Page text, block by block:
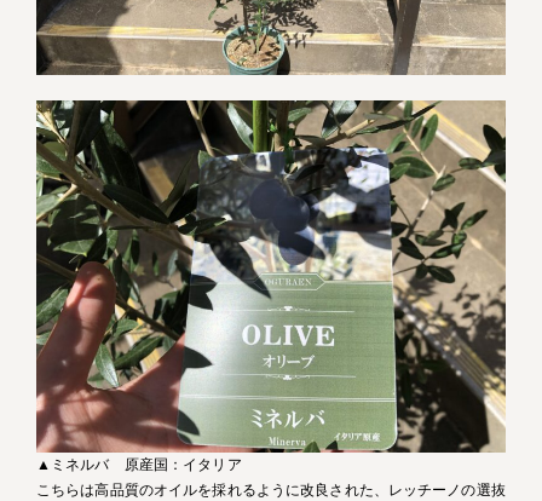
▲ミネルバ 原産国：イタリア
こちらは高品質のオイルを採れるように改良された、レッチーノの選抜